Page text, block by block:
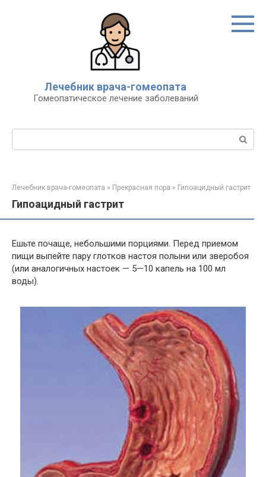
Лечебник врача-гомеопата
Гомеопатическое лечение заболеваний
Поиск:
Лечебник врача-гомеопата » Прекрасная пора » Гипоацидный гастрит
Гипоацидный гастрит
Ешьте почаще, небольшими порциями. Перед приемом
пищи выпейте пару глотков настоя полыни или зверобоя
(или аналогичных настоек — 5—10 капель на 100 мл
воды).